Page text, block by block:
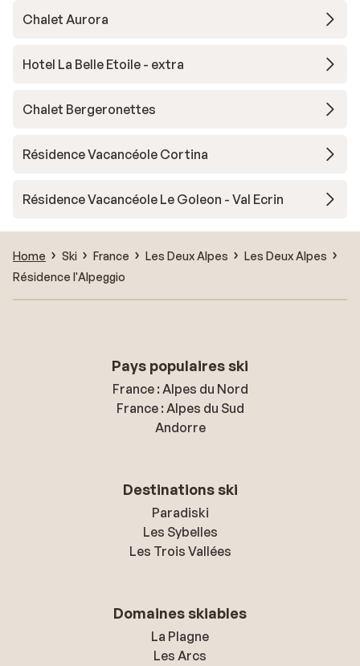
Chalet Aurora
Hotel La Belle Etoile - extra
Chalet Bergeronettes
Résidence Vacancéole Cortina
Résidence Vacancéole Le Goleon - Val Ecrin
Home Ski France Les Deux Alpes
Les Deux Alpes
Résidence l'Alpeggio
Pays populaires ski
France : Alpes du Nord
France : Alpes du Sud
Andorre
Destinations ski
Paradiski
Les Sybelles
Les Trois Vallées
Domaines skiables
La Plagne
Les Arcs